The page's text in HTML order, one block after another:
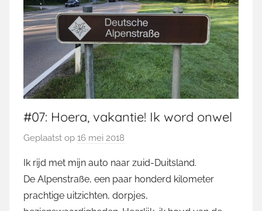
#07: Hoera, vakantie! Ik word onwel
Geplaatst op 16 mei 2018
o
r
M
Ik rijd met mijn auto naar zuid-Duitsland.
De Alpenstraße, een paar honderd kilometer
prachtige uitzichten, dorpjes,